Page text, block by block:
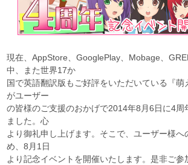
現在、AppStore、GooglePlay、Mobage、
中、また世界17か
国で英語翻訳版もご好評をいただいている『萌
がユーザー
の皆様のご支援のおかげで2014年8月6日に4周
ました。心
より御礼申し上げます。そこで、ユーザー様へ
め、8月1日
より記念イベントを開催いたします。是非ご参